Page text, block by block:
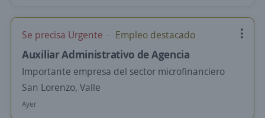
Se precisa Urgente Empleo destacado
Auxiliar Administrativo de Agencia
Importante empresa del sector microfinanciero
San Lorenzo, Valle
Ayer